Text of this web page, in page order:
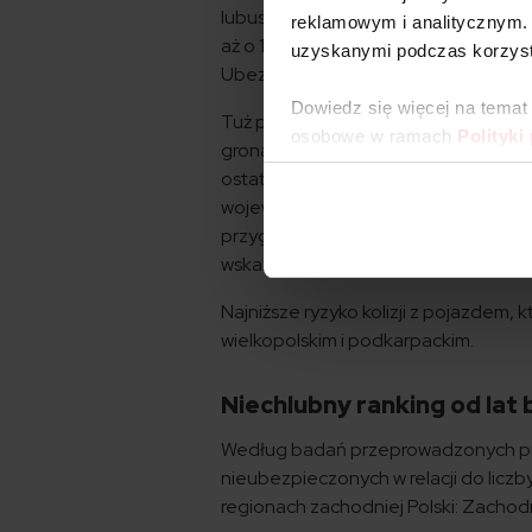
reklamowym i
uzyskanymi podczas
Dowiedz się więcej na
osobowe w ramach Polityki
lubuskiego, pomorskiego i
aż o 1,5 razy większe niż przeciętnie
Ubezpieczeniowy Fundusz
Tuż poza podium uplasowało się
grona niechlubnych laureatów tego
ostatnich dwóch lat zdecydowanie
województwach kujawsko-
przygotowanie rankingu, te dwa
wskaźniku nieubezpieczonych.
Najniższe ryzyko kolizji z pojazdem,
wielkopolskim i podkarpackim.
Niechlubny ranking od lat
Według badań przeprowadzonych
nieubezpieczonych w relacji do
regionach zachodniej Polski: